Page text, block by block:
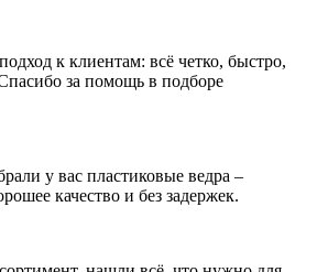
к клиентам: всё четко, быстро,
за помощь в подборе
у вас пластиковые ведра –
качество и без задержек.